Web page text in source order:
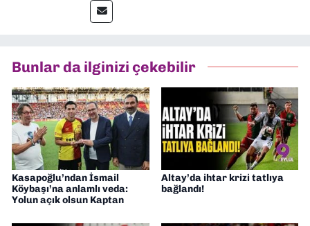
editörlük görevini de üstleniyorum.
Bunlar da ilginizi çekebilir
Kasapoğlu’ndan İsmail
Köybaşı’na anlamlı veda:
Yolun açık olsun Kaptan
Altay’da ihtar krizi tatlıya
bağlandı!